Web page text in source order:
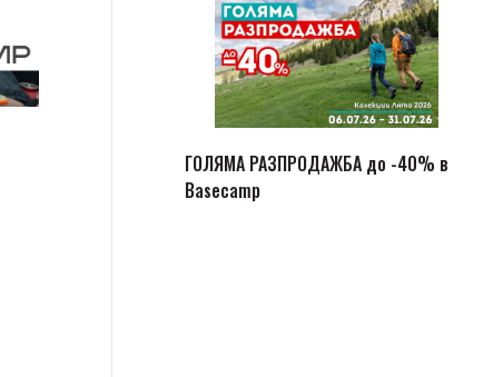
ГОЛЯМА РАЗПРОДАЖБА до -40% в
Basecamp